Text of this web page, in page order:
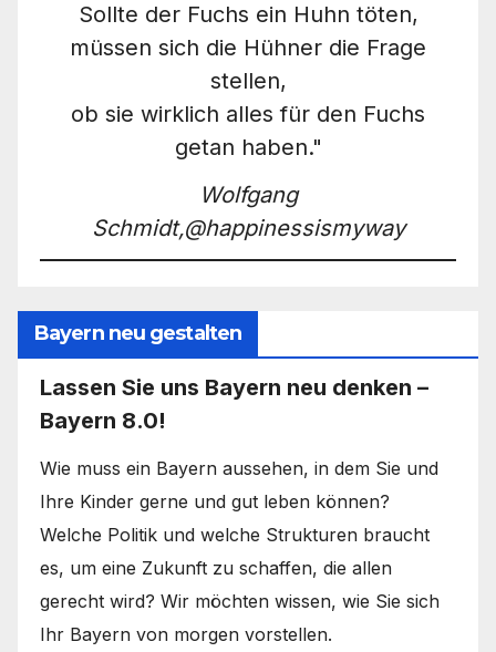
Sollte der Fuchs ein Huhn töten,
müssen sich die Hühner die Frage
stellen,
ob sie wirklich alles für den Fuchs
getan haben."
Wolfgang
Schmidt,@happinessismyway
Bayern neu gestalten
Lassen Sie uns Bayern neu denken –
Bayern 8.0!
Wie muss ein Bayern aussehen, in dem Sie und
Ihre Kinder gerne und gut leben können?
Welche Politik und welche Strukturen braucht
es, um eine Zukunft zu schaffen, die allen
gerecht wird? Wir möchten wissen, wie Sie sich
Ihr Bayern von morgen vorstellen.